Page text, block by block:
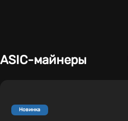
ASIC-майнеры
Новинка